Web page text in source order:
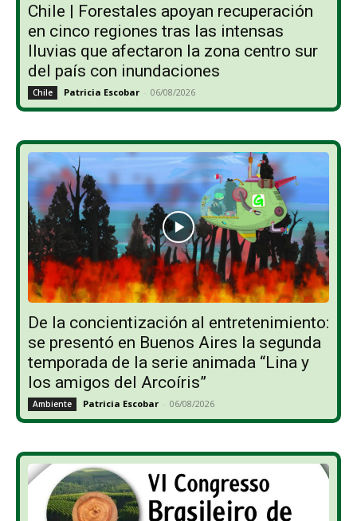
Chile | Forestales apoyan recuperación
en cinco regiones tras las intensas
lluvias que afectaron la zona centro sur
del país con inundaciones
Chile Patricia Escobar - 06/08/2026
De la concientización al entretenimiento:
se presentó en Buenos Aires la segunda
temporada de la serie animada “Lina y
los amigos del Arcoíris”
Ambiente Patricia Escobar - 06/08/2026